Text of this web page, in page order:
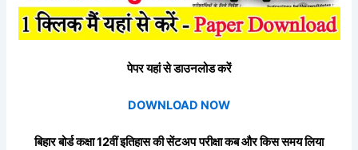
पेपर यहां से डाउनलोड करें
DOWNLOAD NOW
बिहार बोर्ड कक्षा 12वींइतिहासकीसेंटअप परीक्षा कब और किस समय लिया